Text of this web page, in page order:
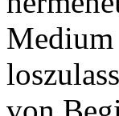
Medium